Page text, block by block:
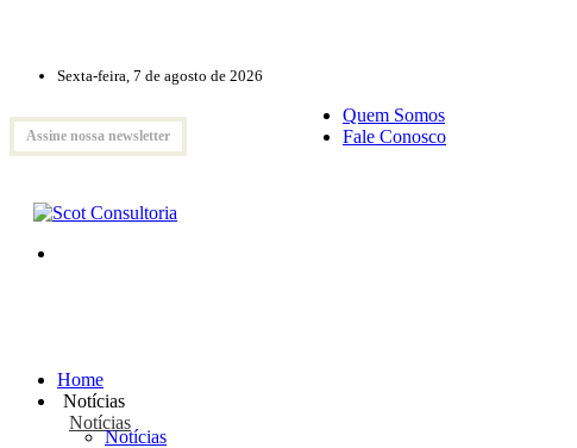
Sexta-feira, 7 de agosto de 2026
Assine nossa newsletter
Quem Somos
Fale Conosco
Home
Notícias
Notícias
Notícias